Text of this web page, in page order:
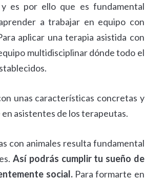
es por ello que es fundamental
a trabajar en equipo con
aplicar una terapia asistida con
multidisciplinar dónde todo el
unas características concretas y
asistentes de los terapeutas.
con animales resulta fundamental
Así podrás cumplir tu sueño de
social.Para formarte en